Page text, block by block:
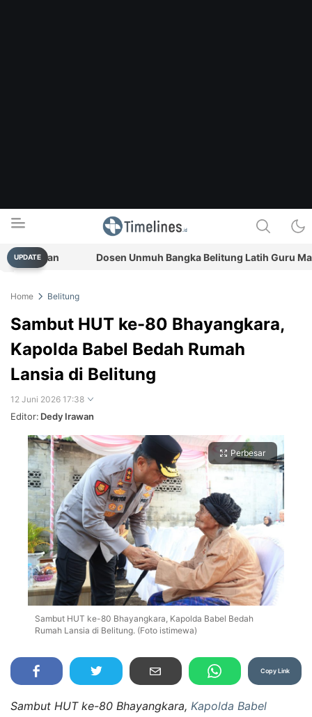
Timelines.id
Media Literasi, Sejarah & Budaya
UPDATE Dosen Unmuh Bangka Belitung Latih Guru
Home Belitung
Sambut HUT ke-80 Bhayangkara,
Kapolda Babel Bedah Rumah
Lansia di Belitung
12 Juni 2026 17:38
Editor: Dedy Irawan
Perbesar
Sambut HUT ke-80 Bhayangkara, Kapolda Babel Bedah
Rumah Lansia di Belitung. (Foto istimewa)
Copy Link
Sambut HUT ke-80 Bhayangkara, Kapolda Babel